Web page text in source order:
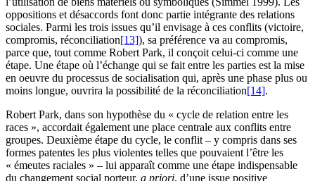
oppositions et désaccords font donc partie intégrante des relations
sociales. Parmi les trois issues qu’il envisage à ces conflits (victoire,
compromis, réconciliation[13]), sa préférence va au compromis,
parce que, tout comme Robert Park, il conçoit celui-ci comme une
étape. Une étape où l’échange qui se fait entre les parties est la mise
en oeuvre du processus de socialisation qui, après une phase plus ou
moins longue, ouvrira la possibilité de la réconciliation[14].
Robert Park, dans son hypothèse du « cycle de relation entre les
races », accordait également une place centrale aux conflits entre
groupes. Deuxième étape du cycle, le conflit – y compris dans ses
formes patentes les plus violentes telles que pouvaient l’être les
« émeutes raciales » – lui apparaît comme une étape indispensable
du changement social porteur, a priori, d’une issue positive